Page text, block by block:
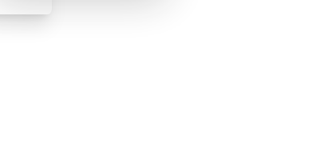
👴 retro